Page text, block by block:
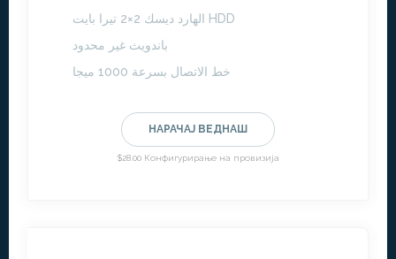
الهارد ديسك 2×2 تيرا بايت HDD
باندويث غير محدود
خط الاتصال بسرعة 1000 ميجا
НАРАЧАЈ ВЕДНАШ
$28.00 Конфигурирање на провизија